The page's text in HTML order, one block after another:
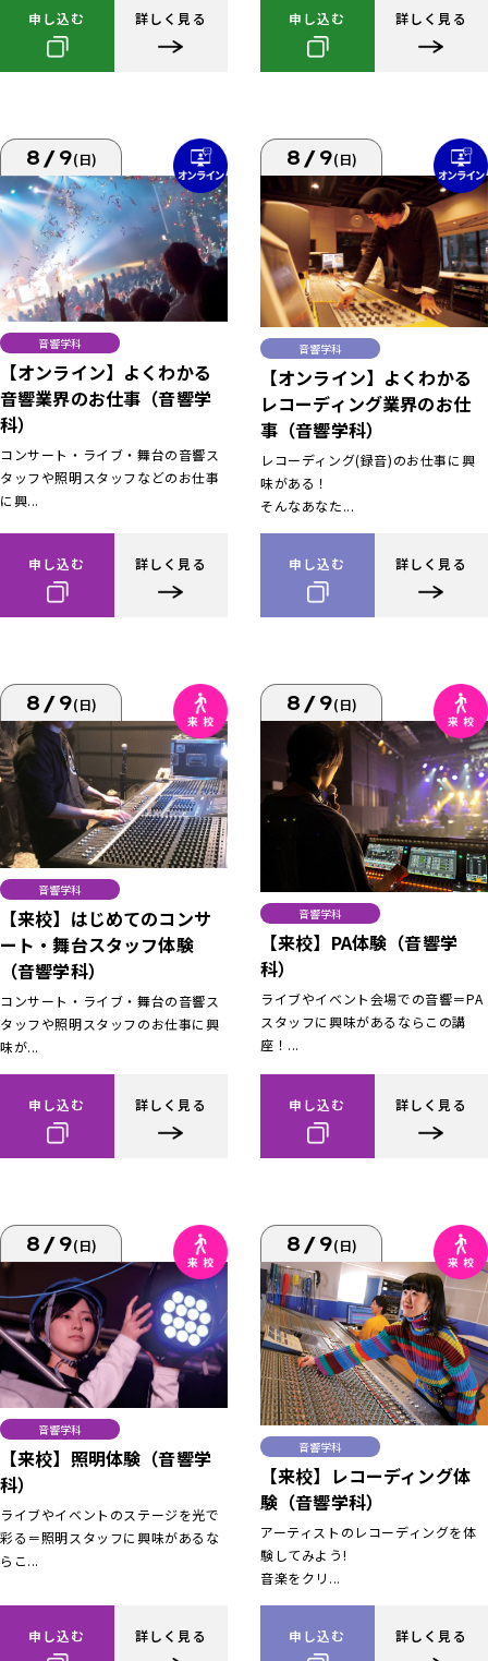
申し込む 詳しく見る 申し込む 詳しく見る
8/9(日)
音響学科
【オンライン】よくわかる
音響業界のお仕事（音響学
科）
コンサート・ライブ・舞台の音響ス
タッフや照明スタッフなどのお仕事
に興...
申し込む 詳しく見る
8/9(日)
音響学科
【オンライン】よくわかる
レコーディング業界のお仕
事（音響学科）
レコーディング(録音)のお仕事に興
味がある！
そんなあなた...
申し込む 詳しく見る
8/9(日)
音響学科
【来校】はじめてのコンサ
ート・舞台スタッフ体験
（音響学科）
コンサート・ライブ・舞台の音響ス
タッフや照明スタッフのお仕事に興
味が...
申し込む 詳しく見る
8/9(日)
音響学科
【来校】PA体験（音響学
科）
ライブやイベント会場での音響＝PA
スタッフに興味があるならこの講
座！...
申し込む 詳しく見る
8/9(日)
音響学科
【来校】照明体験（音響学
科）
ライブやイベントのステージを光で
彩る＝照明スタッフに興味があるな
らこ...
申し込む 詳しく見る
8/9(日)
音響学科
【来校】レコーディング体
験（音響学科）
アーティストのレコーディングを体
験してみよう!
音楽をクリ...
申し込む 詳しく見る